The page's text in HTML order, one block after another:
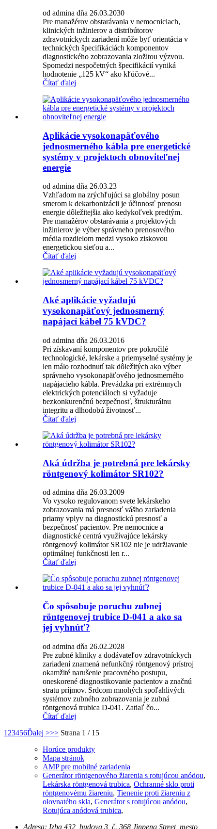
od admina dňa 26.03.2030
Pre manažérov obstarávania v nemocniciach,
klinických inžinierov a distribútorov
zdravotníckych zariadení môže byť orientácia v
technických špecifikáciách komponentov
diagnostického zobrazovania zložitou výzvou.
Spomedzi nespočetných špecifikácií vyniká
hodnotenie „125 kV“ ako kľúčové...
Čítať ďalej
Aplikácie vysokonapäťového
jednosmerného kábla pre energetické
systémy v projektoch obnoviteľnej
energie
od admina dňa 26.03.23
Vzhľadom na zrýchľujúci sa globálny posun
smerom k dekarbonizácii je účinnosť prenosu
energie dôležitejšia ako kedykoľvek predtým.
Pre manažérov obstarávania a projektových
inžinierov je výber správneho prenosového
média rozdielom medzi vysoko ziskovou
energetickou sieťou a...
Čítať ďalej
Aké aplikácie vyžadujú
vysokonapäťový jednosmerný
napájací kábel 75 kVDC?
od admina dňa 26.03.2016
Pri získavaní komponentov pre pokročilé
technologické, lekárske a priemyselné systémy je
len málo rozhodnutí tak dôležitých ako výber
správneho vysokonapäťového jednosmerného
napájacieho kábla. Prevádzka pri extrémnych
elektrických potenciáloch si vyžaduje
bezkonkurenčnú bezpečnosť, štrukturálnu
integritu a dlhodobú životnosť...
Čítať ďalej
Aká údržba je potrebná pre lekársky
röntgenový kolimátor SR102?
od admina dňa 26.03.2009
Vo vysoko regulovanom svete lekárskeho
zobrazovania má presnosť vášho zariadenia
priamy vplyv na diagnostickú presnosť a
bezpečnosť pacientov. Pre nemocnice a
diagnostické centrá využívajúce lekársky
röntgenový kolimátor SR102 nie je udržiavanie
optimálnej funkčnosti len r...
Čítať ďalej
Čo spôsobuje poruchu zubnej
röntgenovej trubice D-041 a ako sa
jej vyhnúť?
od admina dňa 26.02.2028
Pre zubné kliniky a dodávateľov zdravotníckych
zariadení znamená nefunkčný röntgenový prístroj
okamžité narušenie pracovného postupu,
oneskorené diagnostikovanie pacientov a značnú
stratu príjmov. Srdcom mnohých spoľahlivých
systémov zubného zobrazovania je zubná
röntgenová trubica D-041. Zatiaľ čo...
Čítať ďalej
1 23456Ďalej >>> Strana 1 / 15
Horúce produkty
Mapa stránok
AMP pre mobilné zariadenia
Generátor röntgenového žiarenia s rotujúcou anódou,
Lekárska röntgenová trubica, Ochranné sklo proti
röntgenovému žiareniu, Tienenie proti žiareniu z
olovnatého skla, Generátor s rotujúcou anódou,
Rotujúca anódová trubica,
Adresa: Izba 432, budova 3, č. 368 Jinpeng Street, mesto